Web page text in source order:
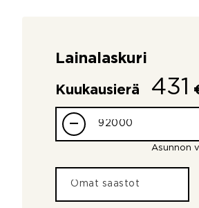
Lainalaskuri
Kuukausierä 431
–
Asunnon